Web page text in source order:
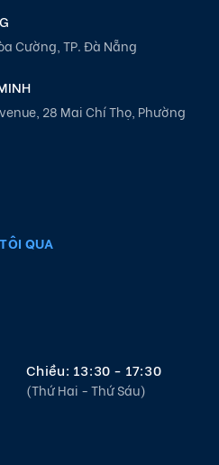
Cường, TP. Đà Nẵng
28 Mai Chí Thọ, Phường
QUA
Chiều: 13:30 - 17:30
(Thứ Hai - Thứ Sáu)